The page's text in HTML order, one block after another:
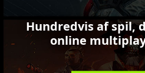
Hundredvis af spil,
online